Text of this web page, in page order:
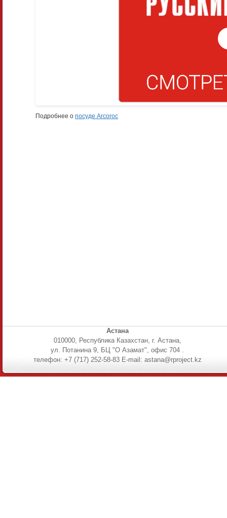
Подробнее о посуде Arcoroc
Астана
010000, Республика Казахстан, г. Астана,
ул. Потанина 9, БЦ "О Азамат", офис 704 .
телефон: +7 (717) 252-58-83 E-mail: astana@rproject.kz